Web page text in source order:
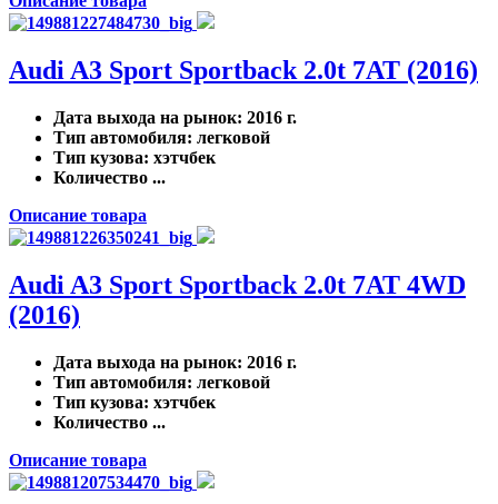
Audi A3 Sport Sportback 2.0t 7AT (2016)
Дата выхода на рынок: 2016 г.
Тип автомобиля: легковой
Тип кузова: хэтчбек
Количество ...
Описание товара
Audi A3 Sport Sportback 2.0t 7AT 4WD
(2016)
Дата выхода на рынок: 2016 г.
Тип автомобиля: легковой
Тип кузова: хэтчбек
Количество ...
Описание товара